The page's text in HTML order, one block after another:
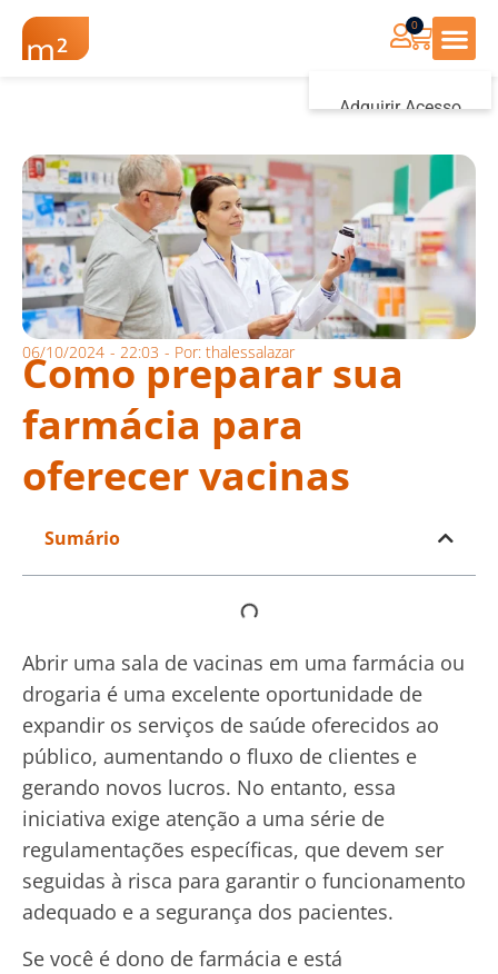
Adquirir Acesso
0
06/10/2024 - 22:03 - Por: thalessalazar
Como preparar sua
farmácia para
oferecer vacinas
Sumário
Abrir uma sala de vacinas em uma farmácia ou
drogaria é uma excelente oportunidade de
expandir os serviços de saúde oferecidos ao
público, aumentando o fluxo de clientes e
gerando novos lucros. No entanto, essa
iniciativa exige atenção a uma série de
regulamentações específicas, que devem ser
seguidas à risca para garantir o funcionamento
adequado e a segurança dos pacientes.
Se você é dono de farmácia e está